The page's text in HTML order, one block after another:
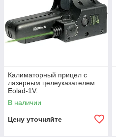
Калиматорный прицел с
лазерным целеуказателем
Eolad-1V.
В наличии
Цену уточняйте